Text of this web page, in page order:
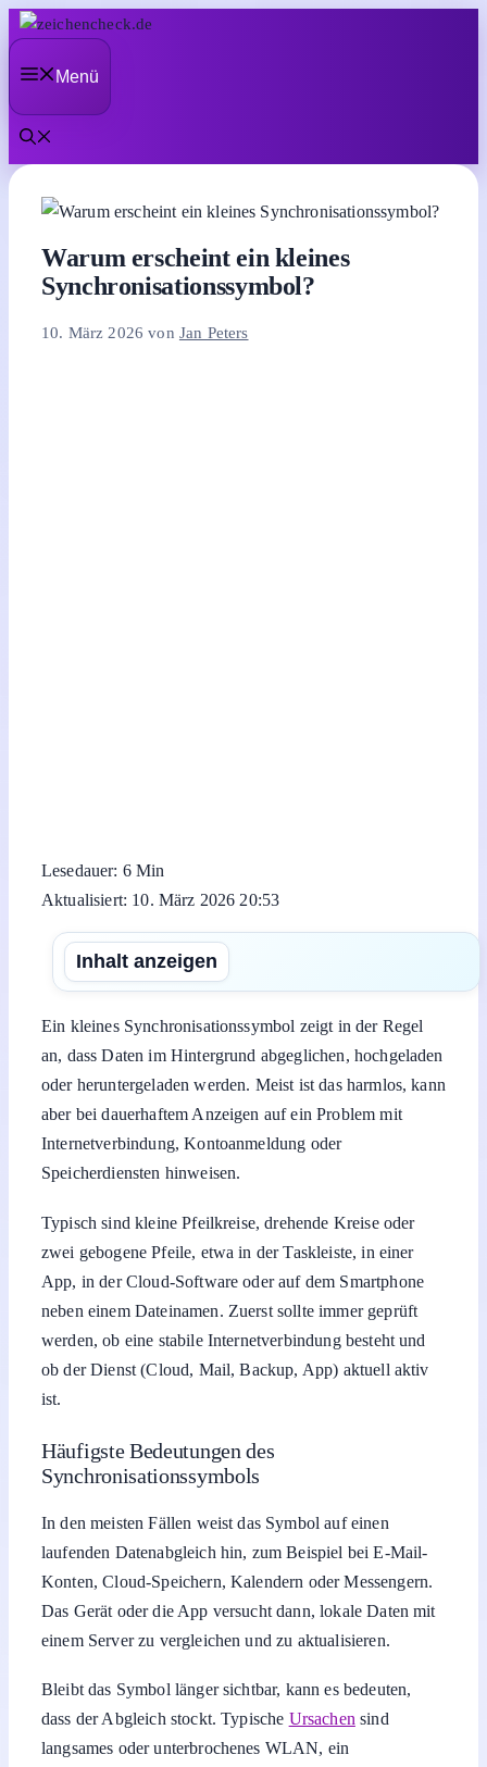
Zum
Inhalt
springenMenü
Warum erscheint ein kleines
Synchronisationssymbol?
10. März 2026 von Jan Peters
Lesedauer: 6 Min
Aktualisiert: 10. März 2026 20:53
Inhalt anzeigen
Ein kleines Synchronisationssymbol zeigt in der Regel
an, dass Daten im Hintergrund abgeglichen, hochgeladen
oder heruntergeladen werden. Meist ist das harmlos, kann
aber bei dauerhaftem Anzeigen auf ein Problem mit
Internetverbindung, Kontoanmeldung oder
Speicherdiensten hinweisen.
Typisch sind kleine Pfeilkreise, drehende Kreise oder
zwei gebogene Pfeile, etwa in der Taskleiste, in einer
App, in der Cloud-Software oder auf dem Smartphone
neben einem Dateinamen. Zuerst sollte immer geprüft
werden, ob eine stabile Internetverbindung besteht und
ob der Dienst (Cloud, Mail, Backup, App) aktuell aktiv
ist.
Häufigste Bedeutungen des
Synchronisationssymbols
In den meisten Fällen weist das Symbol auf einen
laufenden Datenabgleich hin, zum Beispiel bei E-Mail-
Konten, Cloud-Speichern, Kalendern oder Messengern.
Das Gerät oder die App versucht dann, lokale Daten mit
einem Server zu vergleichen und zu aktualisieren.
Bleibt das Symbol länger sichtbar, kann es bedeuten,
dass der Abgleich stockt. Typische Ursachen sind
langsames oder unterbrochenes WLAN, ein